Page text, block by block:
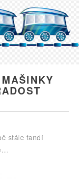
stále fandí